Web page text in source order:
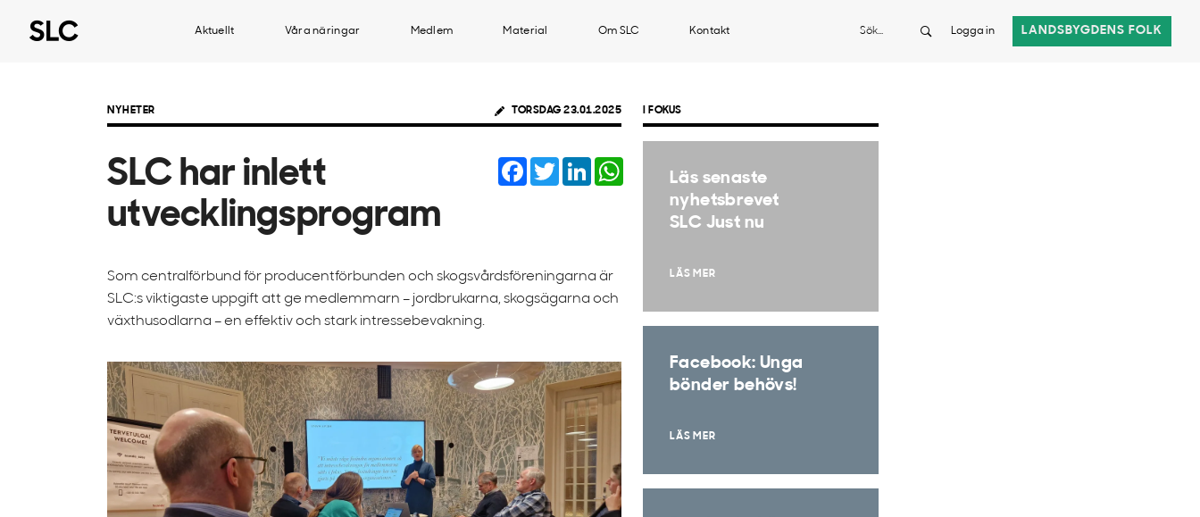
Aktuellt Våra näringar Medlem Material Om SLC Kontakt Sök Logga in LANDSBYGDENS FOLK
NYHETER TORSDAG 23.01.2025
SLC har inlett
utvecklingsprogram
Facebook
TwitterLinkedIn
Som centralförbund för producentförbunden och skogsvårdsföreningarna är
SLC:s viktigaste uppgift att ge medlemmarn – jordbrukarna, skogsägarna och
växthusodlarna – en effektiv och stark intressebevakning.
I FOKUS
Läs senaste
nyhetsbrevet
SLC Just nu
LÄS MER
Facebook: Unga
bönder behövs!
LÄS MER